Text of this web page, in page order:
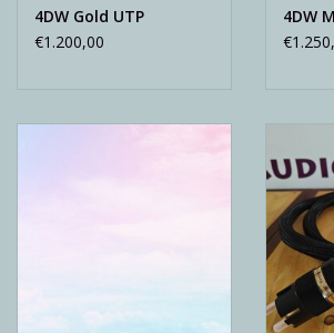
4DW Gold UTP
€1.200,00
4DW